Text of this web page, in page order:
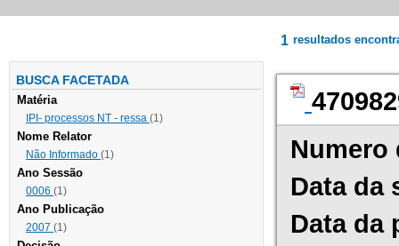
BUSCA FACETADA
Matéria
IPI- processos NT - ressa (1)
Nome Relator
Não Informado (1)
Ano Sessão
0006 (1)
Ano Publicação
2007 (1)
1 resultados
Numero
Data da
Data da